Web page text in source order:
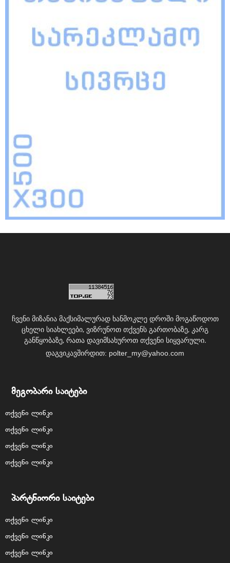
ჩვენი მიზანია მაქსიმალურად ხანმოკლე დროში მოგაწოდოთ
ცხელი სიახლეები, ვიზრუნოთ თქვენს გართობაზე, კარგ
განწყობაზე, რათა დავიმსახუროთ თქვენი სიყვარული.
დაგვიკავშირდით: polter_my@yahoo.com
მეგობარი საიტები
თქვენი ლინკი
თქვენი ლინკი
თქვენი ლინკი
თქვენი ლინკი
პარტნიორი საიტები
თქვენი ლინკი
თქვენი ლინკი
თქვენი ლინკი